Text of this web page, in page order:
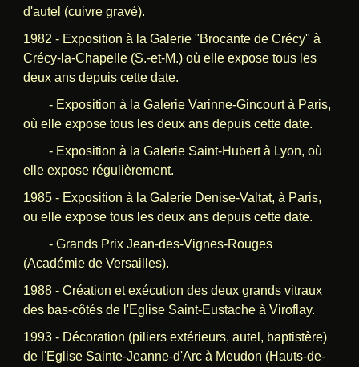
d'autel (cuivre gravé).
1982 - Exposition à la Galerie "Brocante de Crécy" à
Crécy-la-Chapelle (S.-et-M.) où elle expose tous les
deux ans depuis cette date.
- Exposition à la Galerie Varinne-Gincourt à Paris,
où elle expose tous les deux ans depuis cette date.
- Exposition à la Galerie Saint-Hubert à Lyon, où
elle expose régulièrement.
1985 - Exposition à la Galerie Denise-Valtat, à Paris,
ou elle expose tous les deux ans depuis cette date.
- Grands Prix Jean-des-Vignes-Rouges
(Académie de Versailles).
1988 - Création et exécution des deux grands vitraux
des bas-côtés de l'Eglise Saint-Eustache à Viroflay.
1993 - Décoration (piliers extérieurs, autel, baptistère)
de l'Eglise Sainte-Jeanne-d'Arc à Meudon (Hauts-de-